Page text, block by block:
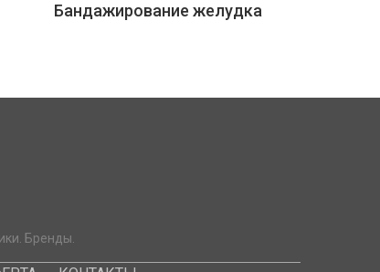
Бандажирование желудка
Бренды.